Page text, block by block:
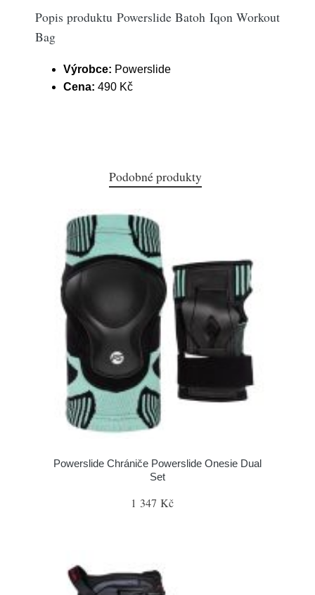
Popis produktu Powerslide Batoh Iqon Workout
Bag
Výrobce: Powerslide
Cena: 490 Kč
Podobné produkty
Powerslide Chrániče Powerslide Onesie Dual
Set
1 347 Kč